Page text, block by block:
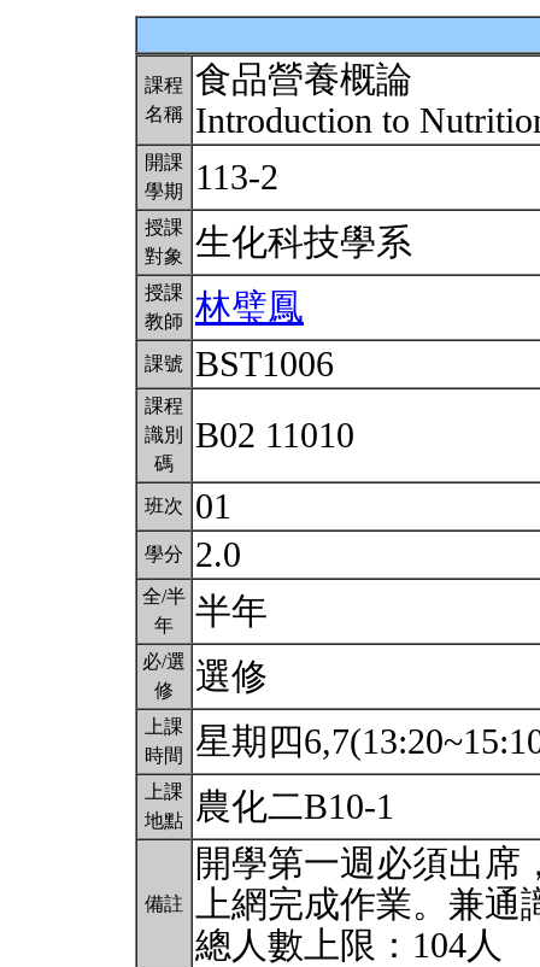
課程
名稱
食品營養概論
Introduction to
開課
學期
113-2
授課
對象
生化科技學系
授課
教師
林璧鳳
課號 BST1006
課程
識別
碼
B02 11010
班次 01
學分 2.0
全/半
年
半年
必/選
修
選修
上課
時間
星期四
上課
地點
農化二B10-1
備註
開學第一週必須出席
上網完成作業。兼通
總人數上限：104人